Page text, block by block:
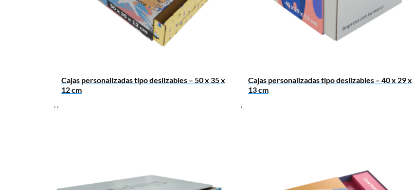
Cajas personalizadas tipo deslizables – 50 x 35 x
12 cm
, ,
Cajas personalizadas tipo deslizables – 40 x 29 x
13 cm
,